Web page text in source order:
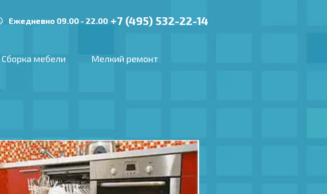
Ежедневно 09.00 - 22.00 +7 (495) 532-22-14
Сборка мебели Мелкий ремонт